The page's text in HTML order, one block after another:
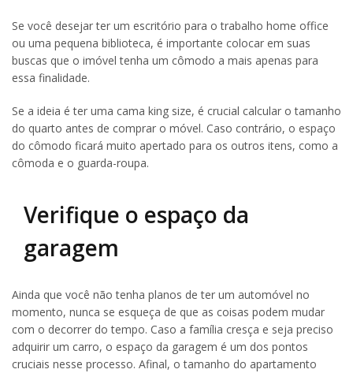
Se você desejar ter um escritório para o trabalho home office
ou uma pequena biblioteca, é importante colocar em suas
buscas que o imóvel tenha um cômodo a mais apenas para
essa finalidade.
Se a ideia é ter uma cama king size, é crucial calcular o tamanho
do quarto antes de comprar o móvel. Caso contrário, o espaço
do cômodo ficará muito apertado para os outros itens, como a
cômoda e o guarda-roupa.
Verifique o espaço da
garagem
Ainda que você não tenha planos de ter um automóvel no
momento, nunca se esqueça de que as coisas podem mudar
com o decorrer do tempo. Caso a família cresça e seja preciso
adquirir um carro, o espaço da garagem é um dos pontos
cruciais nesse processo. Afinal, o tamanho do apartamento